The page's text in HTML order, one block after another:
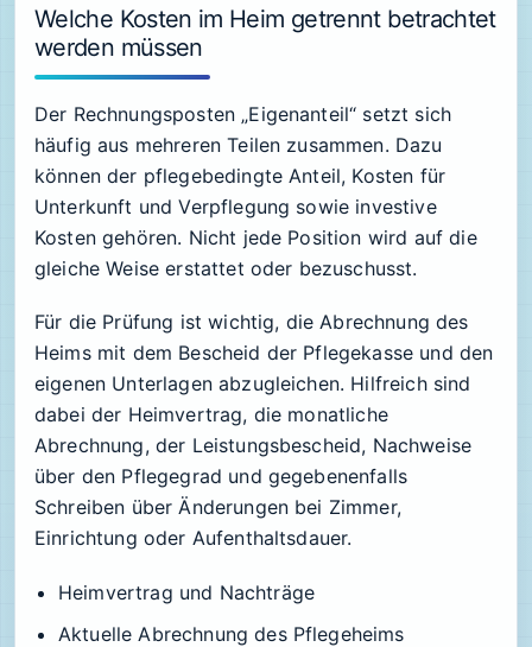
Welche Kosten im Heim getrennt betrachtet
werden müssen
Der Rechnungsposten „Eigenanteil“ setzt sich
häufig aus mehreren Teilen zusammen. Dazu
können der pflegebedingte Anteil, Kosten für
Unterkunft und Verpflegung sowie investive
Kosten gehören. Nicht jede Position wird auf die
gleiche Weise erstattet oder bezuschusst.
Für die Prüfung ist wichtig, die Abrechnung des
Heims mit dem Bescheid der Pflegekasse und den
eigenen Unterlagen abzugleichen. Hilfreich sind
dabei der Heimvertrag, die monatliche
Abrechnung, der Leistungsbescheid, Nachweise
über den Pflegegrad und gegebenenfalls
Schreiben über Änderungen bei Zimmer,
Einrichtung oder Aufenthaltsdauer.
Heimvertrag und Nachträge
Aktuelle Abrechnung des Pflegeheims